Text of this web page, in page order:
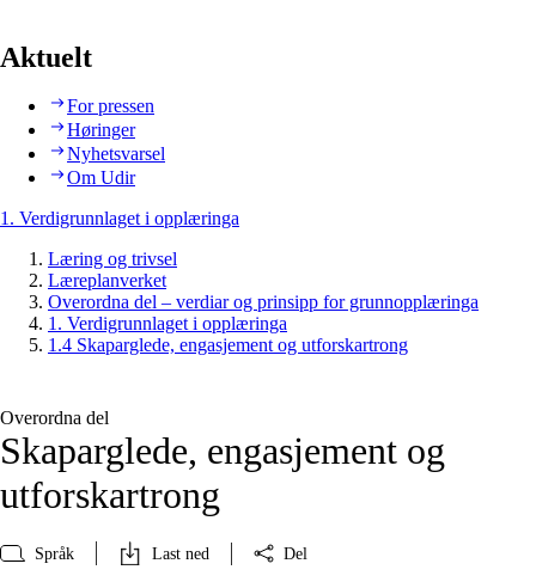
Aktuelt
For pressen
Høringer
Nyhetsvarsel
Om Udir
1. Verdigrunnlaget i opplæringa
Læring og trivsel
Læreplanverket
Overordna del – verdiar og prinsipp for grunnopplæringa
1. Verdigrunnlaget i opplæringa
1.4 Skaparglede, engasjement og utforskartrong
Overordna del
Skaparglede, engasjement og
utforskartrong
Språk Last ned Del